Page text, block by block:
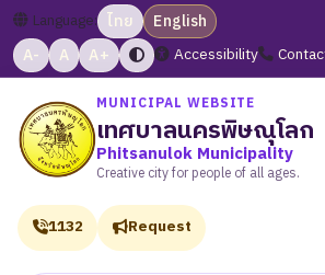
Language: ไทย
English
A-
A A+ Accessibility
MUNICIPAL WEBSITE
เทศบาลนครพิษณุโลก
Phitsanulok Municipality
Creative city for people of all ages.
1132 Request